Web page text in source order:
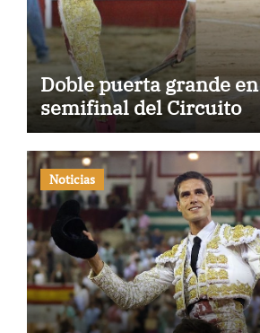
Doble puerta grande
semifinal del Circuito
Noticias